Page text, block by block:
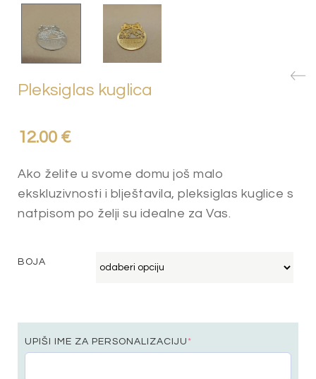
Pleksiglas kuglica
12.00 €
Ako želite u svome domu još malo
ekskluzivnosti i blještavila, pleksiglas kuglice s
natpisom po želji su idealne za Vas.
BOJA
UPIŠI IME ZA PERSONALIZACIJU*